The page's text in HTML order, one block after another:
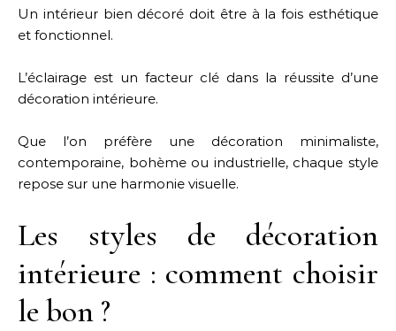
Un intérieur bien décoré doit être à la fois esthétique
et fonctionnel.
L’éclairage est un facteur clé dans la réussite d’une
décoration intérieure.
Que l’on préfère une décoration minimaliste,
contemporaine, bohème ou industrielle, chaque style
repose sur une harmonie visuelle.
Les styles de décoration
intérieure : comment choisir
le bon ?